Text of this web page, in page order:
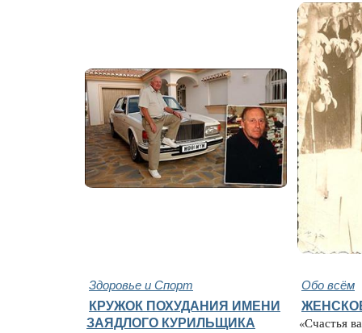
Здоровье и Спорт Обо всём
КРУЖОК ПОХУДАНИЯ ИМЕНИ
ЗАЯДЛОГО КУРИЛЬЩИКА
«Счастья